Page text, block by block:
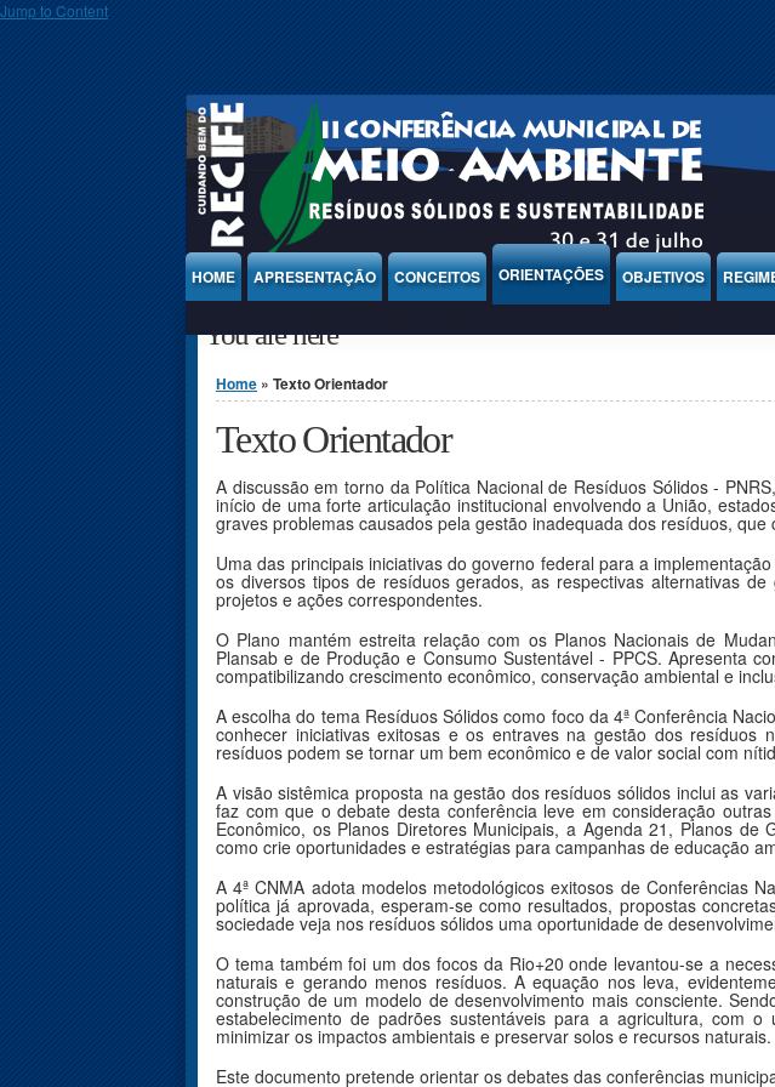
Jump to Content
HOME APRESENTAÇÃO CONCEITOS ORIENTAÇÕES OBJETIVOS
You are here
Home » Texto Orientador
Texto Orientador
A discussão em torno da Política Nacional de Resíduos Sólidos -
início de uma forte articulação institucional envolvendo a União,
graves problemas causados pela gestão inadequada dos resíduos,
Uma das principais iniciativas do governo federal para a
os diversos tipos de resíduos gerados, as respectivas alternativas
projetos e ações correspondentes.
O Plano mantém estreita relação com os Planos Nacionais de
Plansab e de Produção e Consumo Sustentável - PPCS. Apresenta
compatibilizando crescimento econômico, conservação ambiental e
A escolha do tema Resíduos Sólidos como foco da 4ª Conferência
conhecer iniciativas exitosas e os entraves na gestão dos
resíduos podem se tornar um bem econômico e de valor social com
A visão sistêmica proposta na gestão dos resíduos sólidos inclui as
faz com que o debate desta conferência leve em consideração
Econômico, os Planos Diretores Municipais, a Agenda 21, Planos
como crie oportunidades e estratégias para campanhas de educação
A 4ª CNMA adota modelos metodológicos exitosos de Conferências
política já aprovada, esperam-se como resultados, propostas
sociedade veja nos resíduos sólidos uma oportunidade de
O tema também foi um dos focos da Rio+20 onde levantou-se a
naturais e gerando menos resíduos. A equação nos leva,
construção de um modelo de desenvolvimento mais consciente.
estabelecimento de padrões sustentáveis para a agricultura, com
minimizar os impactos ambientais e preservar solos e recursos naturais.
Este documento pretende orientar os debates das conferências